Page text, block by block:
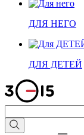
ДЛЯ НЕГО
ДЛЯ ДЕТЕЙ